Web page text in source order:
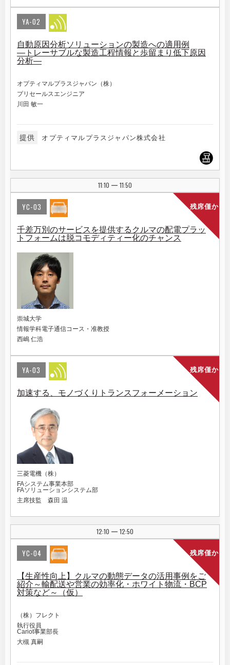
YA-02
自動原因分析ソリューションの製造への適用例
―トレーサブルな製造工程情報と歩留まり低下原因
分析―
オプティマルプラスジャパン（株）
プリセールスエンジニア
川田 敏一
提供 オプティマルプラスジャパン株式会社
11:10 | 11:50
残席僅か
YC-03
千差万別のサービスを提供するクルマの配電プラッ
トフォームは脱コモディティー化のチャンス
崇城大学
情報学科電子通信コース・准教授
西嶋 仁浩
残席僅か
YA-03
加速する、モノづくりトランスフォーメーション
三菱電機（株）
FAシステム事業本部
FAソリューションシステム部
主席技監 森田 温
12:10 | 12:50
残席僅か
YC-04
【生産性向上】クルマの動態データの活用事例をご
紹介～輸配送や営業の効率化・ホワイト物流・BCP
対策など～（仮）
（株）フレクト
執行役員
Cariot事業部長
大槻 真嗣